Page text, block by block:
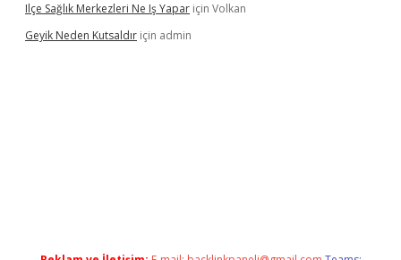
Ilçe Sağlık Merkezleri Ne Iş Yapar için Volkan
Geyik Neden Kutsaldır için admin